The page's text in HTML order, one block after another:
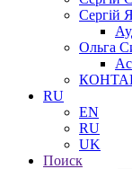
Сергій
Ольга
RU
EN
RU
UK
Поиск